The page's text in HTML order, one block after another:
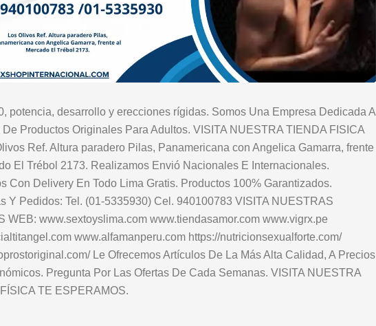
potencia, desarrollo y erecciones rígidas. Somos Una Empresa Dedicada A
De Productos Originales Para Adultos. VISITA NUESTRA TIENDA FISICA
Ref. Altura paradero Pilas, Panamericana con Angelica Gamarra, frente
El Trébol 2173. Realizamos Envió Nacionales E Internacionales.
Con Delivery En Todo Lima Gratis. Productos 100% Garantizados.
Y Pedidos: Tel. (01-5335930) Cel. 940100783 VISITA NUESTRAS
WEB: www.sextoyslima.com www.tiendasamor.com www.vigrx.pe
www.alfamanperu.com https://nutricionsexualforte.com/
Le Ofrecemos Artículos De La Más Alta Calidad, A Precios
Pregunta Por Las Ofertas De Cada Semanas. VISITA NUESTRA
TE ESPERAMOS.